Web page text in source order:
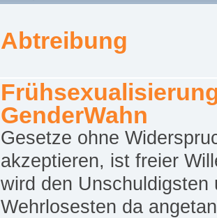
Abtreibung
GenderWahn
Gesetze ohne
akzeptieren, ist freier
wird den Unschuldigsten
Wehrlosesten da